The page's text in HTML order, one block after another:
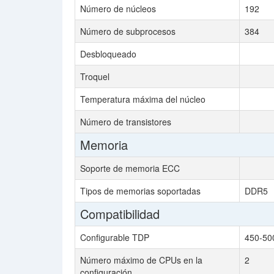
Número de núcleos
192
Número de subprocesos
384
Desbloqueado
Troquel
Temperatura máxima del núcleo
Número de transistores
Memoria
Soporte de memoria ECC
Tipos de memorias soportadas
DDR5
Compatibilidad
Configurable TDP
450-
Número máximo de CPUs en la
2